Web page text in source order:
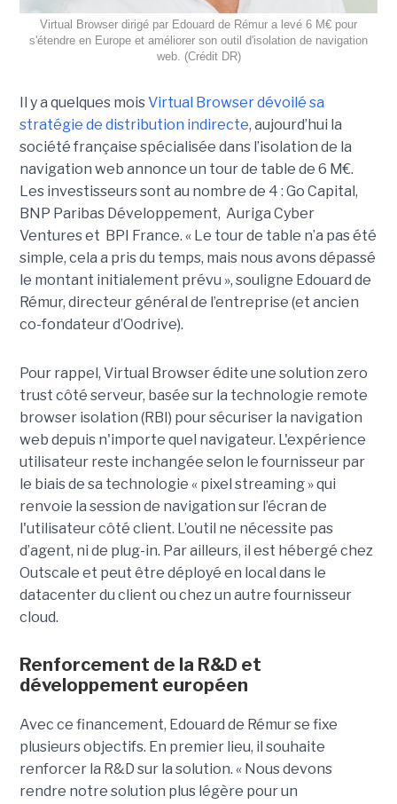
Virtual Browser dirigé par Edouard de Rémur a levé 6 M€ pour
s'étendre en Europe et améliorer son outil d'isolation de navigation
web. (Crédit DR)
Il y a quelques moisVirtual Browser dévoilé sa
stratégie de distribution indirecte, aujourd’hui la
société française spécialisée dans l’isolation de la
navigation web annonce un tour de table de 6 M€.
Les investisseurs sont au nombre de 4 : Go Capital,
BNP Paribas Développement, Auriga Cyber
Ventures et BPI France. « Le tour de table n’a pas été
simple, cela a pris du temps, mais nous avons dépassé
le montant initialement prévu », souligne Edouard de
Rémur, directeur général de l’entreprise (et ancien
co-fondateur d’Oodrive).
Pour rappel, Virtual Browser édite une solution zero
trust côté serveur, basée sur la technologie remote
browser isolation (RBI) pour sécuriser la navigation
web depuis n'importe quel navigateur. L'expérience
utilisateur reste inchangée selon le fournisseur par
le biais de sa technologie « pixel streaming » qui
renvoie la session de navigation sur l’écran de
l'utilisateur côté client. L’outil ne nécessite pas
d’agent, ni de plug-in. Par ailleurs, il est hébergé chez
Outscale et peut être déployé en local dans le
datacenter du client ou chez un autre fournisseur
cloud.
Renforcement de la R&D et
développement européen
Avec ce financement, Edouard de Rémur se fixe
plusieurs objectifs. En premier lieu, il souhaite
renforcer la R&D sur la solution. « Nous devons
rendre notre solution plus légère pour un